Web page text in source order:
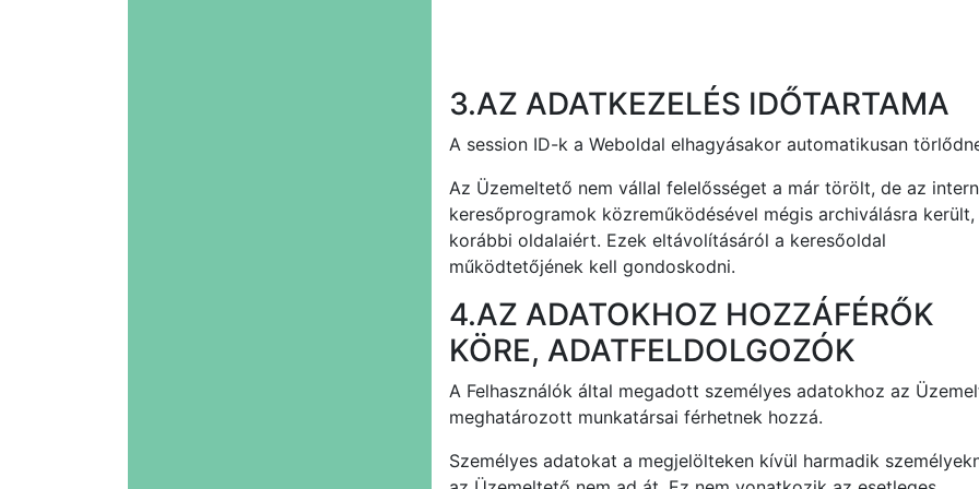
3.AZ ADATKEZELÉS IDŐTARTAMA
A session ID-k a Weboldal elhagyásakor automatikusan
Az Üzemeltető nem vállal felelősséget a már törölt, de az
keresőprogramok közreműködésével mégis archiválásra került,
korábbi oldalaiért. Ezek eltávolításáról a keresőoldal
működtetőjének kell gondoskodni.
4.AZ ADATOKHOZ HOZZÁFÉRŐK
KÖRE, ADATFELDOLGOZÓK
A Felhasználók által megadott személyes adatokhoz az
meghatározott munkatársai férhetnek hozzá.
Személyes adatokat a megjelölteken kívül harmadik